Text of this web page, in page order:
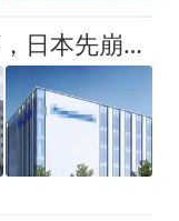
万万没料到，伊朗还没倒下，日本先崩溃了，日专家：中国在搞鬼！